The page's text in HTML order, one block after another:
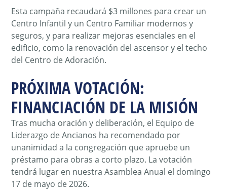
Esta campaña recaudará $3 millones para crear un
Centro Infantil y un Centro Familiar modernos y
seguros, y para realizar mejoras esenciales en el
edificio, como la renovación del ascensor y el techo
del Centro de Adoración.
PRÓXIMA VOTACIÓN:
FINANCIACIÓN DE LA MISIÓN
Tras mucha oración y deliberación, el Equipo de
Liderazgo de Ancianos ha recomendado por
unanimidad a la congregación que apruebe un
préstamo para obras a corto plazo. La votación
tendrá lugar en nuestra Asamblea Anual el domingo
17 de mayo de 2026.